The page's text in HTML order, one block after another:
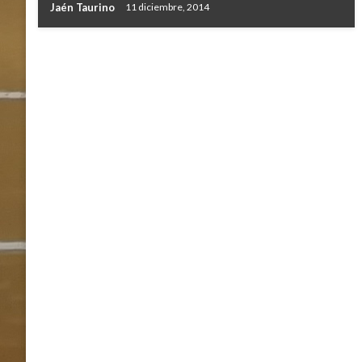
Jaén Taurino 11 diciembre, 2014